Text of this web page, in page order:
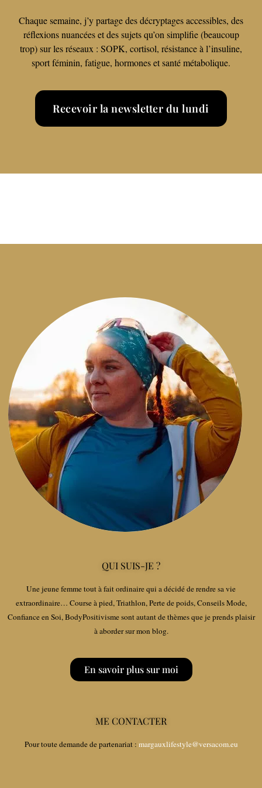
Chaque semaine, j’y partage des décryptages accessibles, des
réflexions nuancées et des sujets qu’on simplifie (beaucoup
trop) sur les réseaux : SOPK, cortisol, résistance à l’insuline,
sport féminin, fatigue, hormones et santé métabolique.
Recevoir la newsletter du lundi
QUI SUIS-JE ?
Une jeune femme tout à fait ordinaire qui a décidé de rendre sa vie
extraordinaire… Course à pied, Triathlon, Perte de poids, Conseils Mode,
Confiance en Soi, BodyPositivisme sont autant de thèmes que je prends plaisir
à aborder sur mon blog.
En savoir plus sur moi
ME CONTACTER
Pour toute demande de partenariat : margauxlifestyle@versacom.eu